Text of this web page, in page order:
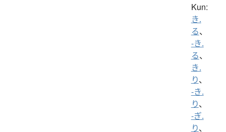
Kun:
き.
る、
-き.
る、
き.
り、
-き.
り、
-ぎ.
り、